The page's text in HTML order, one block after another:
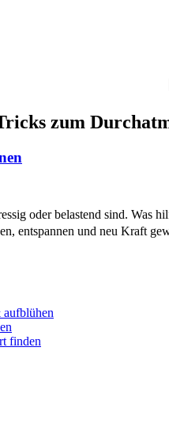
zum
oder belastend sind.
entspannen und neu
aufblühen
finden